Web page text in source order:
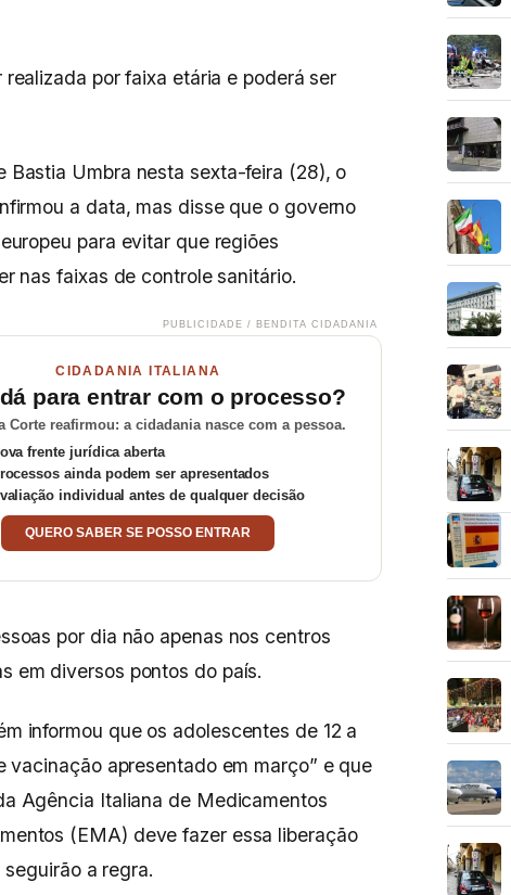
por faixa etária e poderá ser
Bastia Umbra nesta sexta-feira (28), o
a data, mas disse que o governo
para evitar que regiões
nas faixas de controle sanitário.
PUBLICIDADE / BENDITA CIDADANIA
CIDADANIA ITALIANA
para entrar com o processo?
Corte reafirmou: a cidadania nasce com a pessoa.
frente jurídica aberta
ainda podem ser apresentados
individual antes de qualquer decisão
QUERO SABER SE POSSO ENTRAR
por dia não apenas nos centros
em diversos pontos do país.
informou que os adolescentes de 12 a
vacinação apresentado em março” e que
Agência Italiana de Medicamentos
(EMA) deve fazer essa liberação
seguirão a regra.